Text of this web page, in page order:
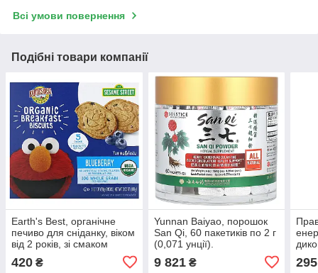
Всі умови повернення
Подібні товари компанії
Earth's Best, органічне
печиво для сніданку, віком
від 2 років, зі смаком
лохини, 5 пакетиків по 20 г
(0,7 унції)
420 ₴
Yunnan Baiyao, порошок
San Qi, 60 пакетиків по 2 г
(0,071 унції).
9 821₴ 295